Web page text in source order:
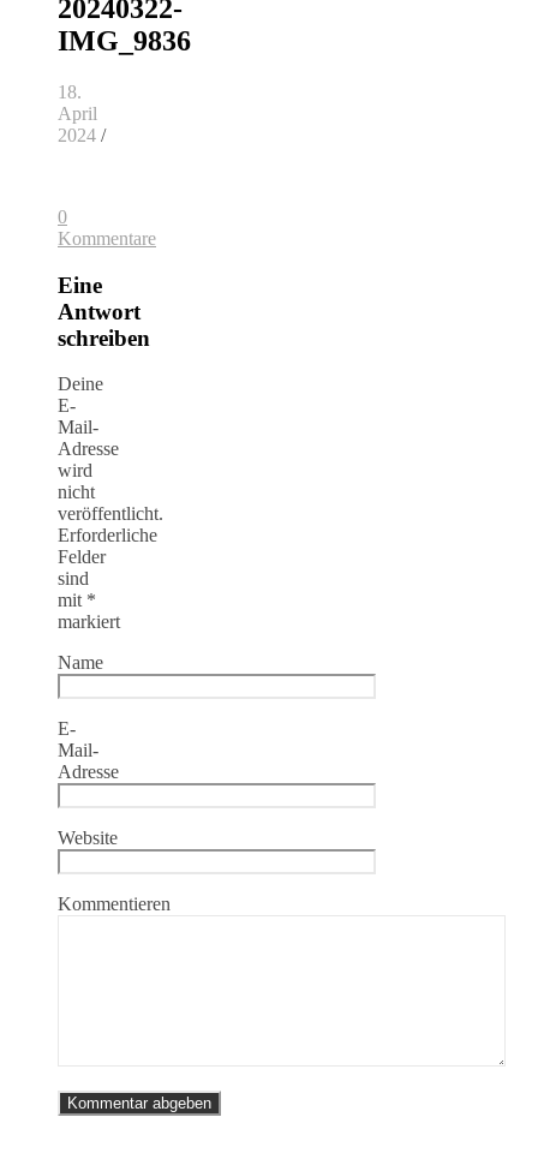
20240322-
IMG_9836
18.
April
2024 /
0
Kommentare
Eine
Antwort
schreiben
Deine
E-
Mail-
Adresse
wird
nicht
veröffentlicht.
Erforderliche
Felder
sind
mit *
markiert
Name
E-
Mail-
Adresse
Website
Kommentieren